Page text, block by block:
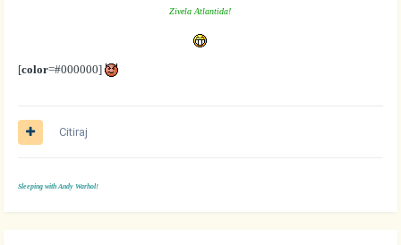
Zivela Atlantida!
[color=#000000]
Citiraj
Sleeping with Andy Warhol!